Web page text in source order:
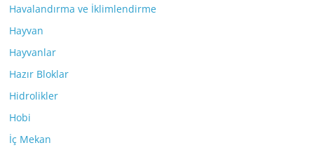
Havalandırma ve İklimlendirme
Hayvan
Hayvanlar
Hazır Bloklar
Hidrolikler
Hobi
İç Mekan